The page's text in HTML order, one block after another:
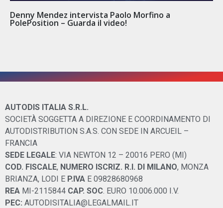
Denny Mendez intervista Paolo Morfino a
PolePosition – Guarda il video!
AUTODIS ITALIA S.R.L.
SOCIETÀ SOGGETTA A DIREZIONE E COORDINAMENTO DI
AUTODISTRIBUTION S.A.S. CON SEDE IN ARCUEIL –
FRANCIA
SEDE LEGALE: VIA NEWTON 12 – 20016 PERO (MI)
COD. FISCALE, NUMERO ISCRIZ. R.I. DI MILANO, MONZA
BRIANZA, LODI E P.IVA E 09828680968
REA MI-2115844 CAP. SOC . EURO 10.006.000 I.V.
PEC: AUTODISITALIA@LEGALMAIL.IT